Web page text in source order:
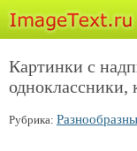
Картинки с
одноклассники,
Рубрика: